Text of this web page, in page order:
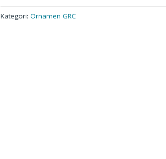
Kategori: Ornamen GRC